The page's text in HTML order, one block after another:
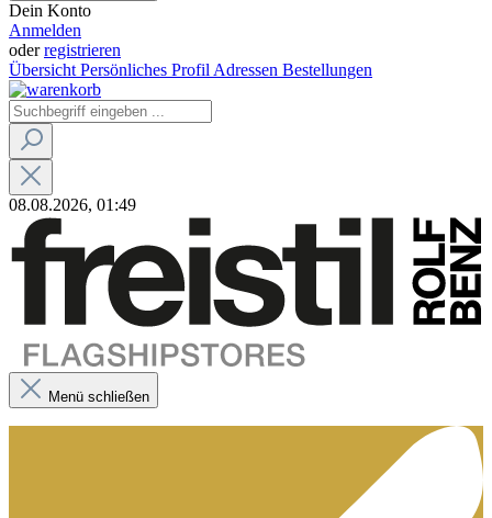
Dein Konto
Anmelden
oderregistrieren
Übersicht Persönliches Profil Adressen Bestellungen
08.08.2026, 01:49
Menü schließen